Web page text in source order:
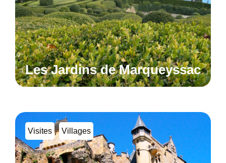
Les Jardins de Marqueyssac
Visites , Villages